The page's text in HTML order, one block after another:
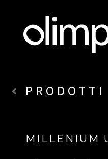
PRODOTTI
MILLENIUM